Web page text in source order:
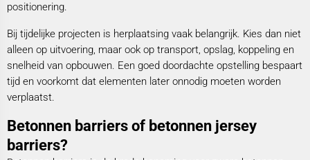
positionering.
Bij tijdelijke projecten is herplaatsing vaak belangrijk. Kies dan niet
alleen op uitvoering, maar ook op transport, opslag, koppeling en
snelheid van opbouwen. Een goed doordachte opstelling bespaart
tijd en voorkomt dat elementen later onnodig moeten worden
verplaatst.
Betonnen barriers of betonnen jersey
barriers?